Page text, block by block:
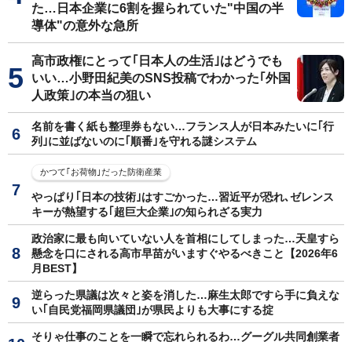
た…日本企業に6割を握られていた"中国の半
導体"の意外な急所
高市政権にとって｢日本人の生活｣はどうでも
いい…小野田紀美のSNS投稿でわかった｢外国
人政策｣の本当の狙い
名前を書く紙も整理券もない…フランス人が日本みたいに｢行
列｣に並ばないのに｢順番｣を守れる謎システム
かつて｢お荷物｣だった防衛産業
やっぱり｢日本の技術｣はすごかった…習近平が恐れ､ゼレンス
キーが熱望する｢超巨大企業｣の知られざる実力
政治家に最も向いていない人を首相にしてしまった…天皇すら
懸念を口にされる高市早苗がいますぐやるべきこと【2026年6
月BEST】
逆らった県議は次々と姿を消した…麻生太郎ですら手に負えな
い｢自民党福岡県議団｣が県民よりも大事にする掟
そりゃ仕事のことを一瞬で忘れられるわ…グーグル共同創業者